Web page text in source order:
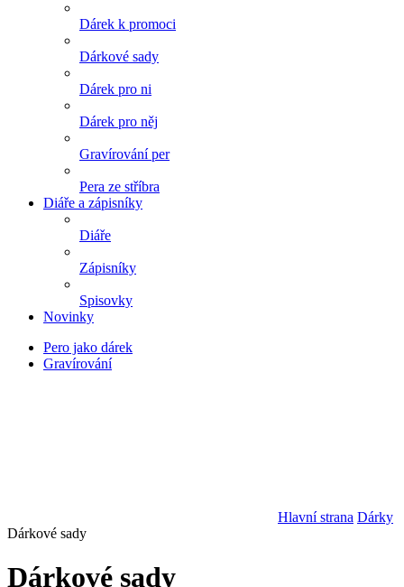
Dárek k promoci
Dárkové sady
Dárek pro ni
Dárek pro něj
Gravírování per
Pera ze stříbra
Diáře a zápisníky
Diáře
Zápisníky
Spisovky
Novinky
Pero jako dárek
Gravírování
Hlavní strana Dárky
Dárkové sady
Dárkové sady